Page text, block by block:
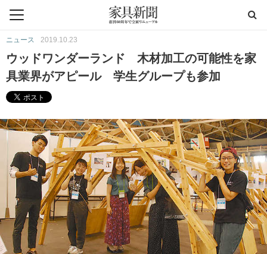
ニュース 2019.10.23
ウッドワンダーランド 木材加工の可能性を家
具業界がアピール 学生グループも参加